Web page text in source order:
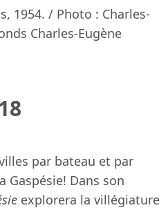
1954. / Photo : Charles-
Charles-Eugène
par bateau et par
Gaspésie! Dans son
explorera la villégiature